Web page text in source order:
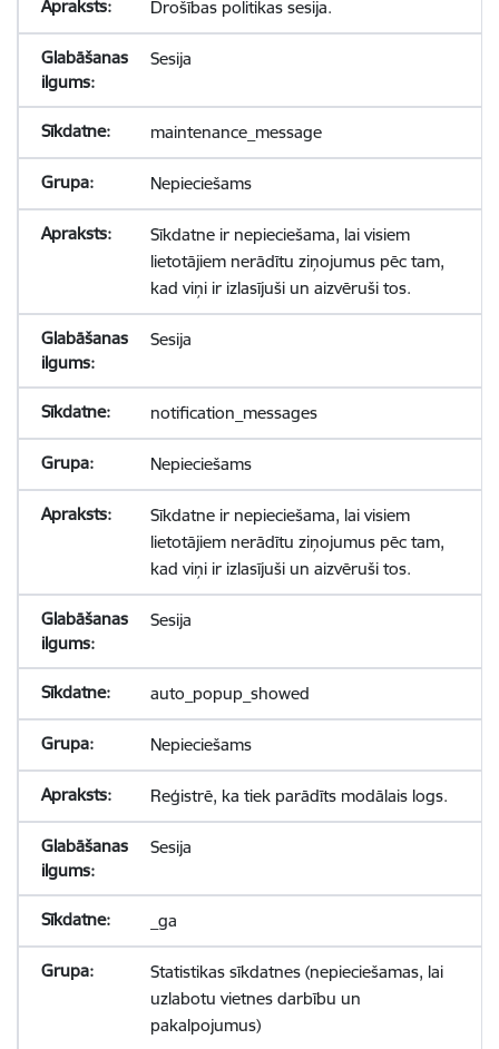
Drošības politikas sesija.
Sesija
maintenance_message
Nepieciešams
Sīkdatne ir nepieciešama, lai visiem
lietotājiem nerādītu ziņojumus pēc tam,
kad viņi ir izlasījuši un aizvēruši tos.
Sesija
notification_messages
Nepieciešams
Sīkdatne ir nepieciešama, lai visiem
lietotājiem nerādītu ziņojumus pēc tam,
kad viņi ir izlasījuši un aizvēruši tos.
Sesija
auto_popup_showed
Nepieciešams
Reģistrē, ka tiek parādīts modālais logs.
Sesija
_ga
Statistikas sīkdatnes (nepieciešamas, lai
uzlabotu vietnes darbību un
pakalpojumus)